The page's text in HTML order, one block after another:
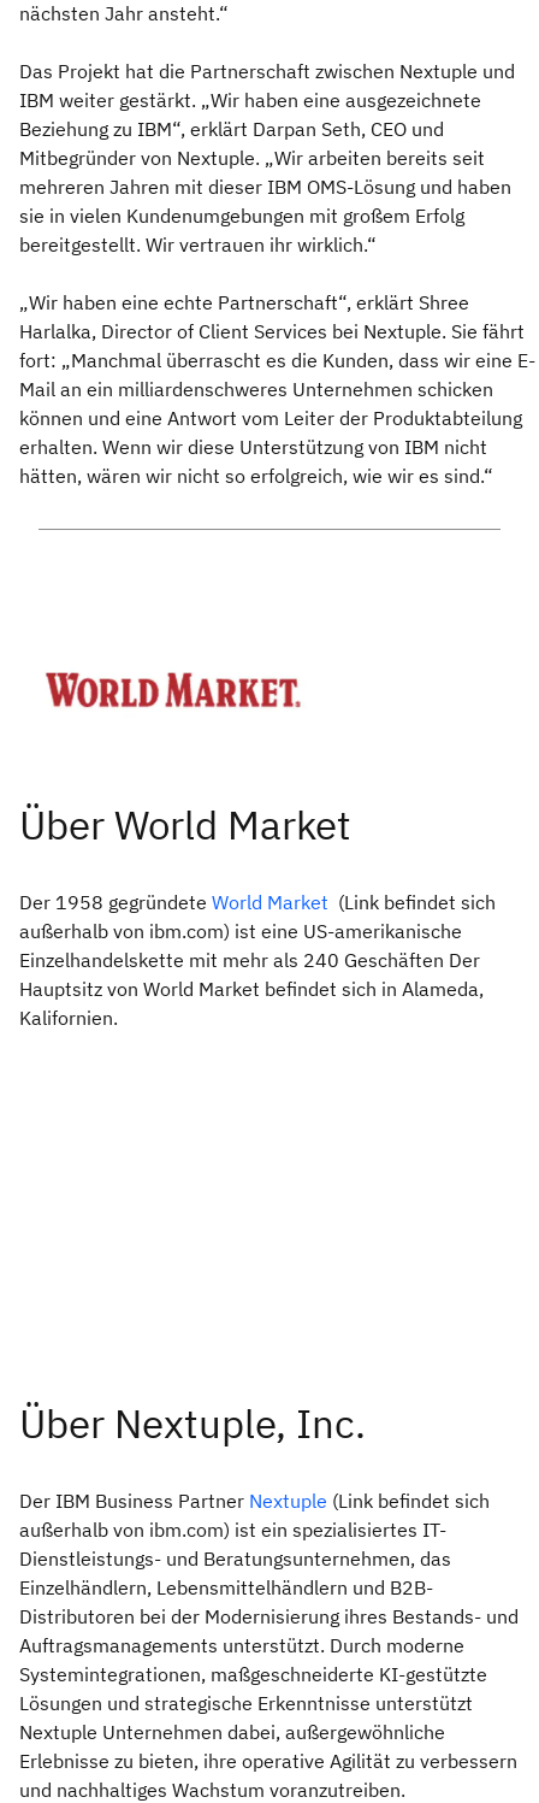
nächsten Jahr ansteht.“
Das Projekt hat die Partnerschaft zwischen Nextuple und
IBM weiter gestärkt. „Wir haben eine ausgezeichnete
Beziehung zu IBM“, erklärt Darpan Seth, CEO und
Mitbegründer von Nextuple. „Wir arbeiten bereits seit
mehreren Jahren mit dieser IBM OMS-Lösung und haben
sie in vielen Kundenumgebungen mit großem Erfolg
bereitgestellt. Wir vertrauen ihr wirklich.“
„Wir haben eine echte Partnerschaft“, erklärt Shree
Harlalka, Director of Client Services bei Nextuple. Sie fährt
fort: „Manchmal überrascht es die Kunden, dass wir eine E-
Mail an ein milliardenschweres Unternehmen schicken
können und eine Antwort vom Leiter der Produktabteilung
erhalten. Wenn wir diese Unterstützung von IBM nicht
hätten, wären wir nicht so erfolgreich, wie wir es sind.“
Der 1958 gegründete World Market (Link befindet sich
außerhalb von ibm.com) ist eine US-amerikanische
Einzelhandelskette mit mehr als 240 Geschäften Der
Hauptsitz von World Market befindet sich in Alameda,
Kalifornien.
Der IBM Business Partner Nextuple (Link befindet sich
außerhalb von ibm.com) ist ein spezialisiertes IT-
Dienstleistungs- und Beratungsunternehmen, das
Einzelhändlern, Lebensmittelhändlern und B2B-
Distributoren bei der Modernisierung ihres Bestands- und
Auftragsmanagements unterstützt. Durch moderne
Systemintegrationen, maßgeschneiderte KI-gestützte
Lösungen und strategische Erkenntnisse unterstützt
Nextuple Unternehmen dabei, außergewöhnliche
Erlebnisse zu bieten, ihre operative Agilität zu verbessern
und nachhaltiges Wachstum voranzutreiben.